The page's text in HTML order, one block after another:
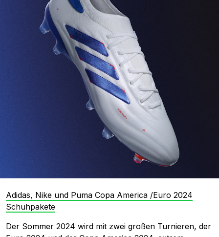
Adidas, Nike und Puma Copa America /Euro 2024
Schuhpakete
Der Sommer 2024 wird mit zwei großen Turnieren, der